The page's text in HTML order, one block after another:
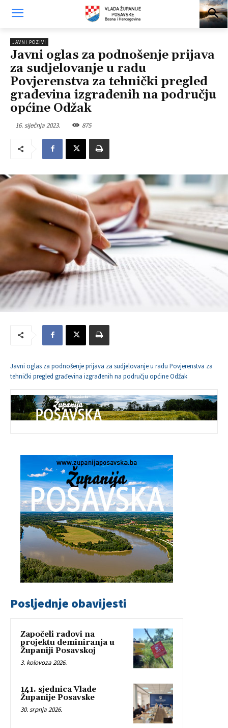
JAVNI POZIVI
Javni oglas za podnošenje prijava
za sudjelovanje u radu
Povjerenstva za tehnički pregled
građevina izgrađenih na području
općine Odžak
16. siječnja 2023. 875
Javni oglas za podnošenje prijava za sudjelovanje u radu Povjerenstva za
tehnički pregled građevina izgrađenih na području općine Odžak
Posljednje obavijesti
Započeli radovi na
projektu deminiranja u
Županiji Posavskoj
3. kolovoza 2026.
141. sjednica Vlade
Županije Posavske
30. srpnja 2026.